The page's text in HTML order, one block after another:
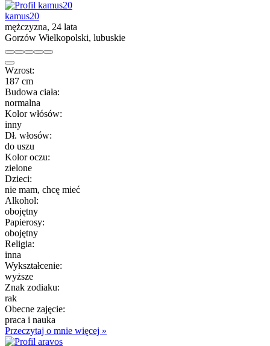
kamus20
mężczyzna, 24 lata
Gorzów Wielkopolski, lubuskie
Wzrost:
187 cm
Budowa ciała:
normalna
Kolor włósów:
inny
Dł. włosów:
do uszu
Kolor oczu:
zielone
Dzieci:
nie mam, chcę mieć
Alkohol:
obojętny
Papierosy:
obojętny
Religia:
inna
Wykształcenie:
wyższe
Znak zodiaku:
rak
Obecne zajęcie:
praca i nauka
Przeczytaj o mnie więcej »